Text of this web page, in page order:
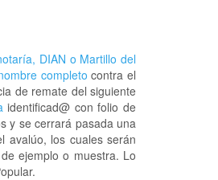
DIAN o Martillo del
completo contra el
de remate del siguiente
identificad@ con folio de
y se cerrará pasada una
avalúo, los cuales serán
ejemplo o muestra. Lo